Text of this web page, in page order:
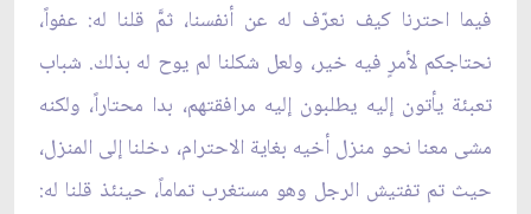
فيما احترنا كيف نعرّف له عن أنفسنا، ثمَّ قلنا له: عفواً،
نحتاجكم لأمرٍ فيه خير، ولعل شكلنا لم يوح له بذلك. شباب
تعبئة يأتون إليه يطلبون إليه مرافقتهم، بدا محتاراً، ولكنه
مشى معنا نحو منزل أخيه بغاية الاحترام، دخلنا إلى المنزل،
حيث تم تفتيش الرجل وهو مستغرب تماماً، حينئذ قلنا له: